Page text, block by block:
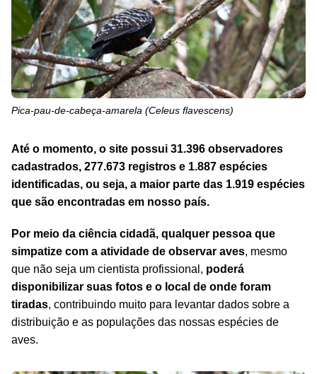
Pica-pau-de-cabeça-amarela (Celeus flavescens)
Até o momento, o site possui 31.396 observadores
cadastrados, 277.673 registros e 1.887 espécies
identificadas, ou seja, a maior parte das 1.919 espécies
que são encontradas em nosso país.
Por meio da ciência cidadã, qualquer pessoa que
simpatize com a atividade de observar aves, mesmo
que não seja um cientista profissional, poderá
disponibilizar suas fotos e o local de onde foram
tiradas, contribuindo muito para levantar dados sobre a
distribuição e as populações das nossas espécies de
aves.